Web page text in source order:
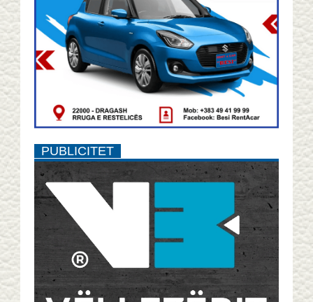
PUBLICITET